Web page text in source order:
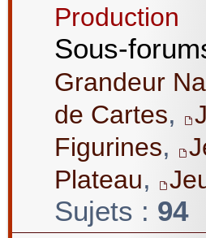
Production
Sous-
Grandeur
de Cartes,
Figurines,
Plateau,
Sujets : 94